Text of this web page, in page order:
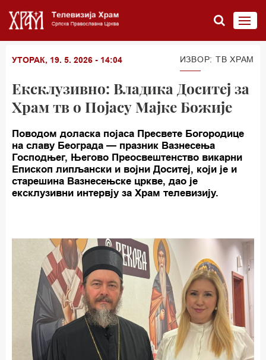
УТОРАК, 19. 5. 2026 - 14:04 ИЗВОР: TВ ХРАМ
Ексклузивно: Владика Доситеј за
Храм тв о Појасу Мајке Божије
Поводом доласка појаса Пресвете Богородице
на славу Београда — празник Вазнесења
Господњег, Његово Преосвештенство викарни
Епископ липљански и војни Доситеј, који је и
старешина Вазнесењске цркве, дао је
ексклузивни интервју за Храм телевизију.